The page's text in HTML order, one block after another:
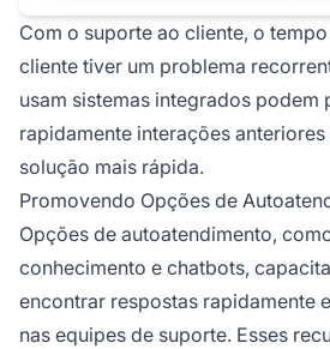
Com o suporte ao cliente, o
cliente tiver um problema
usam sistemas integrados podem
rapidamente interações
solução mais rápida.
Promovendo Opções de
Opções de autoatendimento,
conhecimento e chatbots,
encontrar respostas rapidamente
nas equipes de suporte. Esses